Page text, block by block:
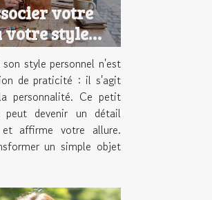
votre
votre style
?
style personnel n'est
de praticité : il s'agit
personnalité. Ce petit
peut devenir un détail
affirme votre allure.
un simple objet